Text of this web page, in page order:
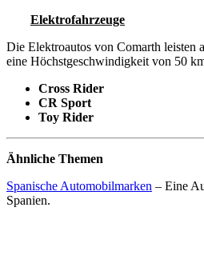
Elektrofahrzeuge
Die Elektroautos von Comarth leisten
eine Höchstgeschwindigkeit von 50
Cross Rider
CR Sport
Toy Rider
Ähnliche Themen
Spanische Automobilmarken – Eine
Spanien.